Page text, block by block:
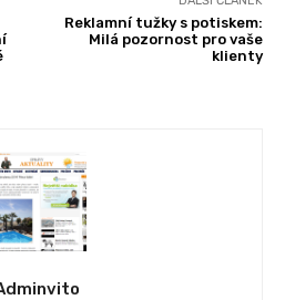
Reklamní tužky s potiskem:
Milá pozornost pro vaše
klienty